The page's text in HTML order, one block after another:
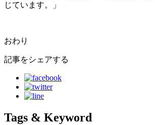
じています。」
おわり
記事をシェアする
Tags & Keyword